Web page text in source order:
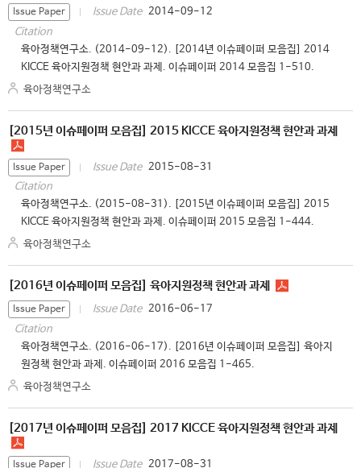
Issue Paper Issue Date 2014-09-12
Citation
육아정책연구소. (2014-09-12). [2014년 이슈페이퍼 모음집] 2014
KICCE 육아지원정책 현안과 과제. 이슈페이퍼 2014 모음집 1-510.
육아정책연구소
[2015년 이슈페이퍼 모음집] 2015 KICCE 육아지원정책 현안과 과제
Issue Paper Issue Date 2015-08-31
Citation
육아정책연구소. (2015-08-31). [2015년 이슈페이퍼 모음집] 2015
KICCE 육아지원정책 현안과 과제. 이슈페이퍼 2015 모음집 1-444.
육아정책연구소
[2016년 이슈페이퍼 모음집] 육아지원정책 현안과 과제
Issue Paper Issue Date 2016-06-17
Citation
육아정책연구소. (2016-06-17). [2016년 이슈페이퍼 모음집] 육아지
원정책 현안과 과제. 이슈페이퍼 2016 모음집 1-465.
육아정책연구소
[2017년 이슈페이퍼 모음집] 2017 KICCE 육아지원정책 현안과 과제
Issue Paper Issue Date 2017-08-31